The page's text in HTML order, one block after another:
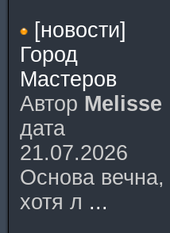
[новости]
Город
Мастеров
Автор Melisse
дата
21.07.2026
Основа вечна,
хотя л ...